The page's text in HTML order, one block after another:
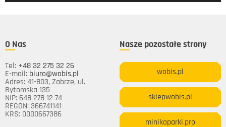
O Nas
Tel: +48 32 275 32 26
E-mail: biuro@wobis.pl
Adres: 41-803, Zabrze, ul.
Bytomska 135
NIP: 648 278 12 74
REGON: 366741141
KRS: 0000667386
Nasze pozostałe strony
wobis.pl
sklepwobis.pl
minikoparki.pro